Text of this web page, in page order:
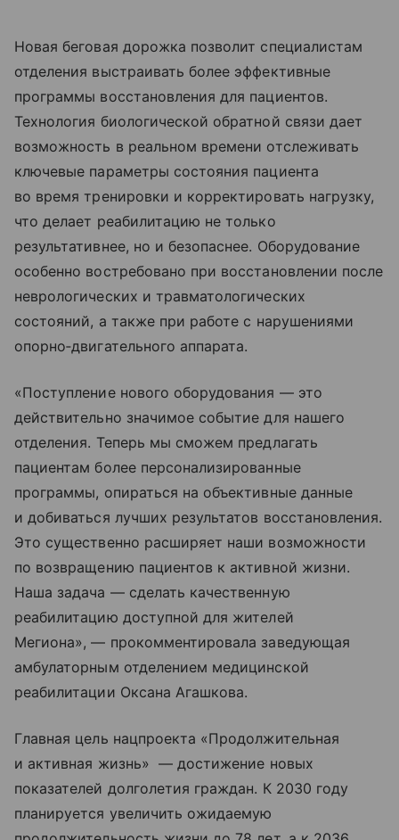
Новая беговая дорожка позволит специалистам
отделения выстраивать более эффективные
программы восстановления для пациентов.
Технология биологической обратной связи дает
возможность в реальном времени отслеживать
ключевые параметры состояния пациента
во время тренировки и корректировать нагрузку,
что делает реабилитацию не только
результативнее, но и безопаснее. Оборудование
особенно востребовано при восстановлении после
неврологических и травматологических
состояний, а также при работе с нарушениями
опорно‑двигательного аппарата.
«Поступление нового оборудования — это
действительно значимое событие для нашего
отделения. Теперь мы сможем предлагать
пациентам более персонализированные
программы, опираться на объективные данные
и добиваться лучших результатов восстановления.
Это существенно расширяет наши возможности
по возвращению пациентов к активной жизни.
Наша задача — сделать качественную
реабилитацию доступной для жителей
Мегиона», — прокомментировала заведующая
амбулаторным отделением медицинской
реабилитации Оксана Агашкова.
Главная цель нацпроекта «Продолжительная
и активная жизнь» — достижение новых
показателей долголетия граждан. К 2030 году
планируется увеличить ожидаемую